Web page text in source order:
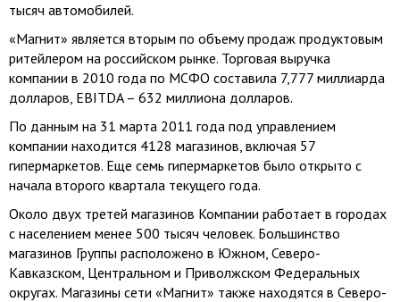
тысяч автомобилей.
«Магнит» является вторым по объему продаж продуктовым
ритейлером на российском рынке. Торговая выручка
компании в 2010 года по МСФО составила 7,777 миллиарда
долларов, EBITDA – 632 миллиона долларов.
По данным на 31 марта 2011 года под управлением
компании находится 4128 магазинов, включая 57
гипермаркетов. Еще семь гипермаркетов было открыто с
начала второго квартала текущего года.
Около двух третей магазинов Компании работает в городах
с населением менее 500 тысяч человек. Большинство
магазинов Группы расположено в Южном, Северо-
Кавказском, Центральном и Приволжском Федеральных
округах. Магазины сети «Магнит» также находятся в Северо-